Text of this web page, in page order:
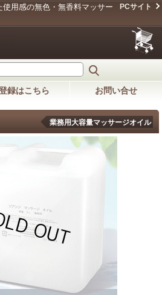
用感の無色・無香料マッサー
PCサイト
録はこちら お問い合せ
業務用大容量マッサージオイル